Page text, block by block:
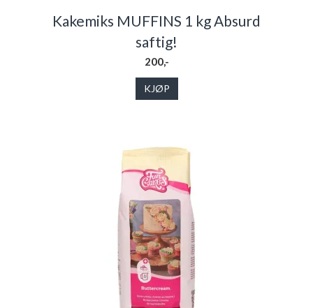
Kakemiks MUFFINS 1 kg Absurd
saftig!
200,-
KJØP